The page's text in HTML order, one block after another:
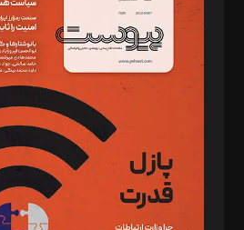
د‌بیر ناداستان: سمانه سمیع
د‌بیر خدمت و تجارت: ابوالفضل رجبی
د‌بیر حقوق فناوری: حسام‌الدین ایپکچی
د‌بیر پیوست جهان: مینا پاکدل
د‌بیر تحریریه آنلاین: بابک نقاش
تحریریه‌: مجتبی محمود‌ی، آرش برهمند،
مصطفی مسجدی آرانی، ابوالفضل رجبی، زهرا
رستمی،مصطفی باستان
ویرایش: نگار استاد‌‌آقا